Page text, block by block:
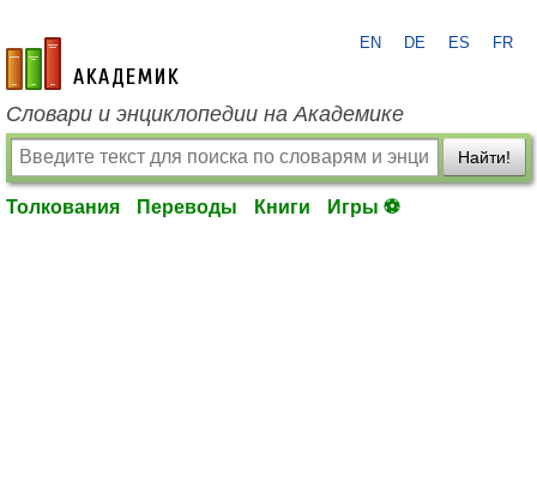
academic.ru
EN DE ES FR
Словари и энциклопедии на Академике
Найти!
Толкования Переводы Книги Игры ⚽